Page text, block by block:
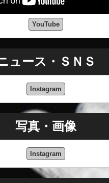
YouTube
ュース・ＳＮＳ
Instagram
写真・画像
Instagram